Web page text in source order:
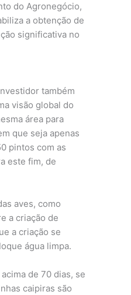
do Agronegócio,
a obtenção de
significativa no
também
visão global do
área para
que seja apenas
pintos com as
este fim, de
aves, como
a criação de
a criação se
água limpa.
de 70 dias, se
caipiras são